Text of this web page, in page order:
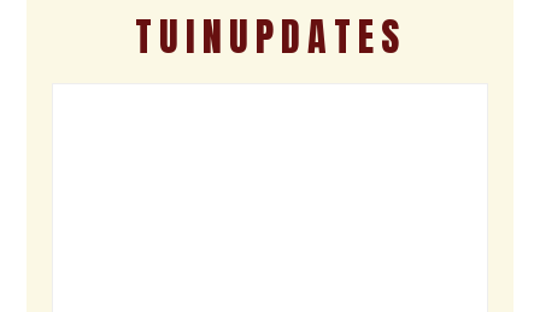
TUINUPDATES